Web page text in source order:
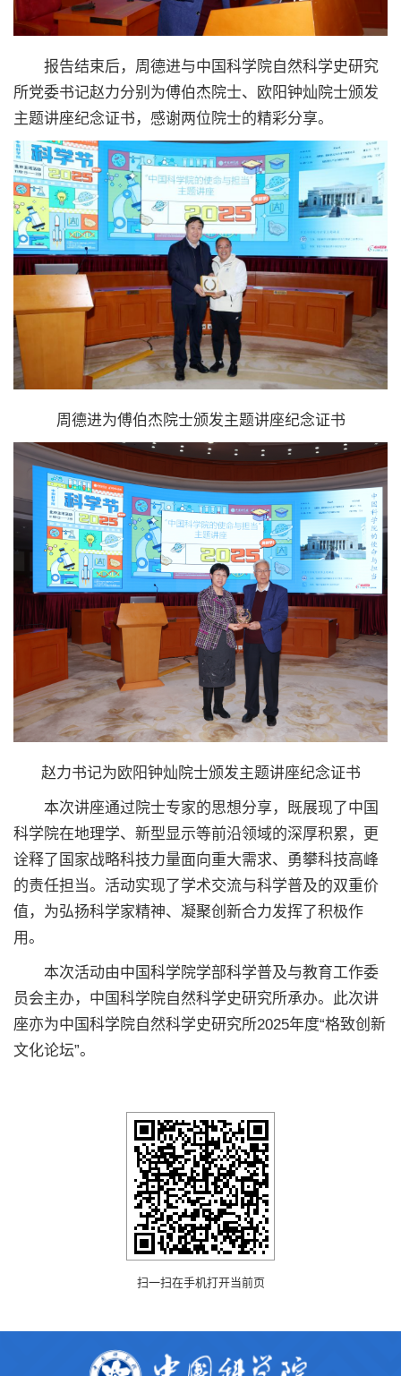
报告结束后，周德进与中国科学院自然科学史研究
所党委书记赵力分别为傅伯杰院士、欧阳钟灿院士颁发
主题讲座纪念证书，感谢两位院士的精彩分享。
周德进为傅伯杰院士颁发主题讲座纪念证书
赵力书记为欧阳钟灿院士颁发主题讲座纪念证书
本次讲座通过院士专家的思想分享，既展现了中国
科学院在地理学、新型显示等前沿领域的深厚积累，更
诠释了国家战略科技力量面向重大需求、勇攀科技高峰
的责任担当。活动实现了学术交流与科学普及的双重价
值，为弘扬科学家精神、凝聚创新合力发挥了积极作
用。
本次活动由中国科学院学部科学普及与教育工作委
员会主办，中国科学院自然科学史研究所承办。此次讲
座亦为中国科学院自然科学史研究所2025年度“格致创新
文化论坛”。
扫一扫在手机打开当前页